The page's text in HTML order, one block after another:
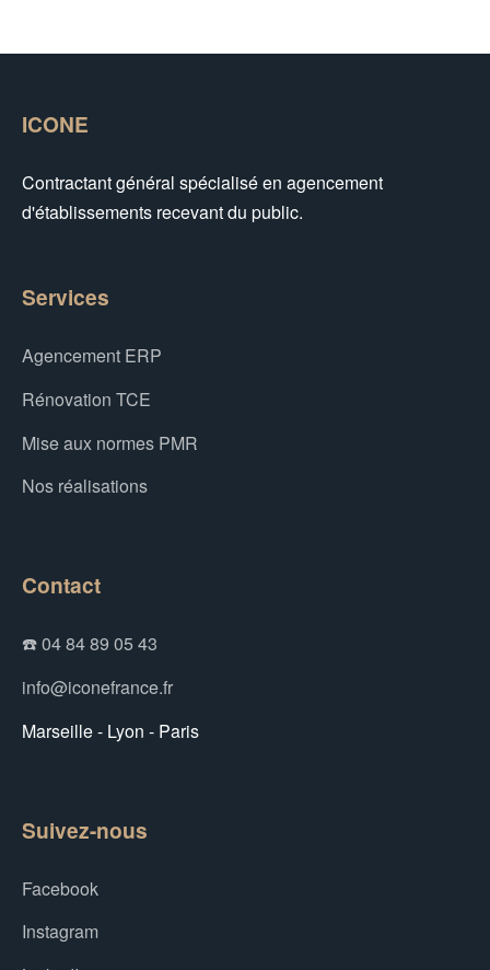
ICONE
Contractant général spécialisé en agencement
d'établissements recevant du public.
Services
Agencement ERP
Rénovation TCE
Mise aux normes PMR
Nos réalisations
Contact
☎️ 04 84 89 05 43
info@iconefrance.fr
Marseille - Lyon - Paris
Suivez-nous
Facebook
Instagram